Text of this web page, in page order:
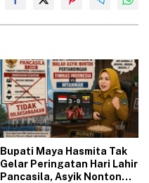
‎Bupati Maya Hasmita Tak
Gelar Peringatan Hari Lahir
Pancasila, Asyik Nonton